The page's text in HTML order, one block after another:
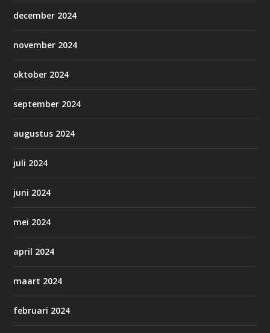
december 2024
november 2024
oktober 2024
september 2024
augustus 2024
juli 2024
juni 2024
mei 2024
april 2024
maart 2024
februari 2024